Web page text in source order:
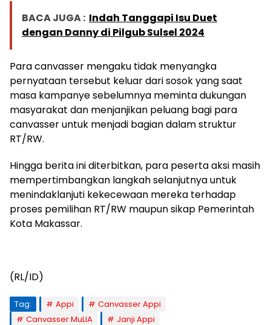
BACA JUGA : Indah Tanggapi Isu Duet
dengan Danny di Pilgub Sulsel 2024
Para canvasser mengaku tidak menyangka
pernyataan tersebut keluar dari sosok yang saat
masa kampanye sebelumnya meminta dukungan
masyarakat dan menjanjikan peluang bagi para
canvasser untuk menjadi bagian dalam struktur
RT/RW.
Hingga berita ini diterbitkan, para peserta aksi masih
mempertimbangkan langkah selanjutnya untuk
menindaklanjuti kekecewaan mereka terhadap
proses pemilihan RT/RW maupun sikap Pemerintah
Kota Makassar.
(RL/ID)
Tag: Appi
Canvasser Appi
Canvasser MuLIA
Janji Appi